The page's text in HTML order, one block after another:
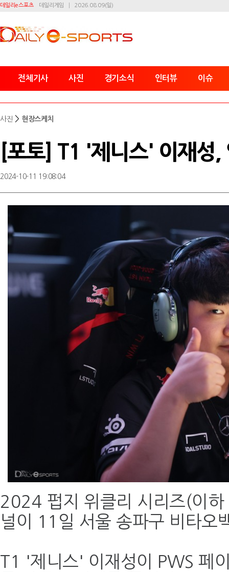
데일리e스포츠 데일리게임 2026.08.09(일)
전체기사 사진 경기소식 인터뷰 이슈
사진 > 현장스케치
[포토] T1 '제니스' 이재성,
2024-10-11 19:08:04
2024 펍지 위클리 시리즈(이
널이 11일 서울 송파구 비타오
T1 '제니스' 이재성이 PWS 페